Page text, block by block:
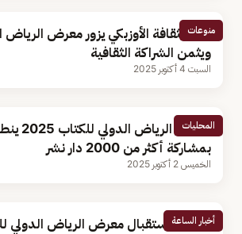
منوعات
وزير الثقافة الأوزبكي يزور معرض الرياض
ويثمن الشراكة الثقافية
السبت 4 أكتوبر 2025
المحليات
معرض
بمشاركة أكثر من 2000 دار نشر
الخميس 2 أكتوبر 2025
أخبار الساعة